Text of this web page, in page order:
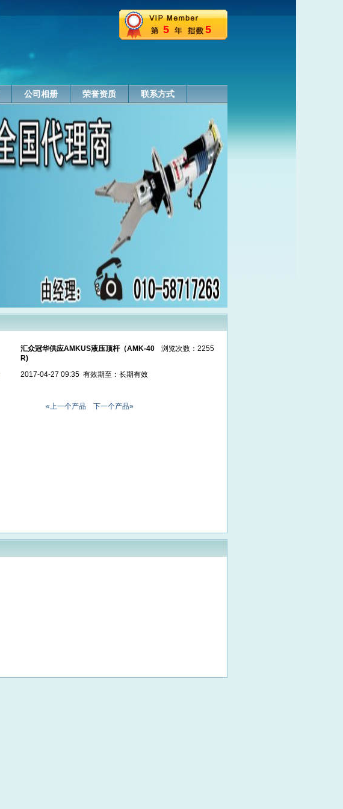
5 5
公司相册 荣誉资质 联系方式
浏览次数：2255
汇众冠华供应AMKUS液压顶杆（AMK-40
R)
2017-04-27 09:35 有效期至：长期有效
«上一个产品 下一个产品»